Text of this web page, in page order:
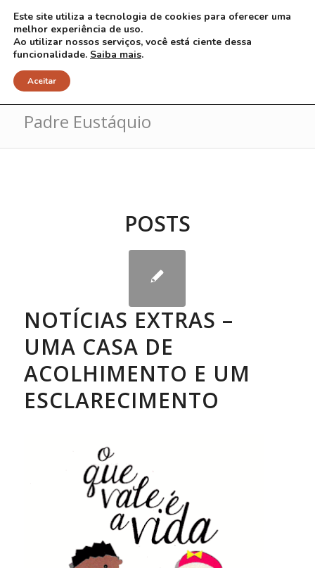
Arquivo para Tag: Casa de Apoio
Padre Eustáquio
POSTS
NOTÍCIAS EXTRAS –
UMA CASA DE
ACOLHIMENTO E UM
ESCLARECIMENTO
Este site utiliza a tecnologia de cookies para oferecer uma
melhor experiência de uso.
Ao utilizar nossos serviços, você está ciente dessa
funcionalidade. Saiba mais.
Aceitar